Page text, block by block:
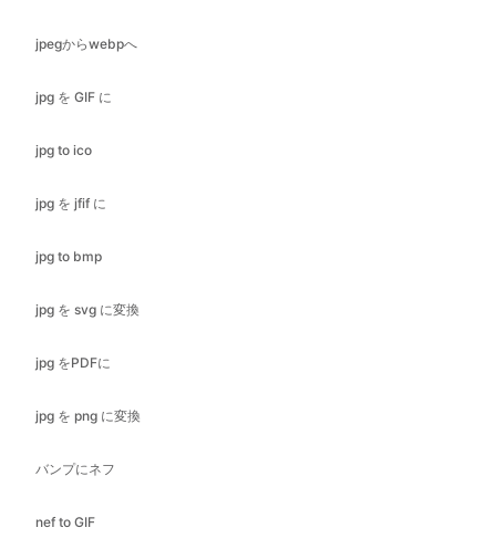
jpg to ico
jpg を jfif に
jpg to bmp
jpg を svg に変換
jpg をPDFに
jpg を png に変換
バンプにネフ
nef to GIF
nef to ico